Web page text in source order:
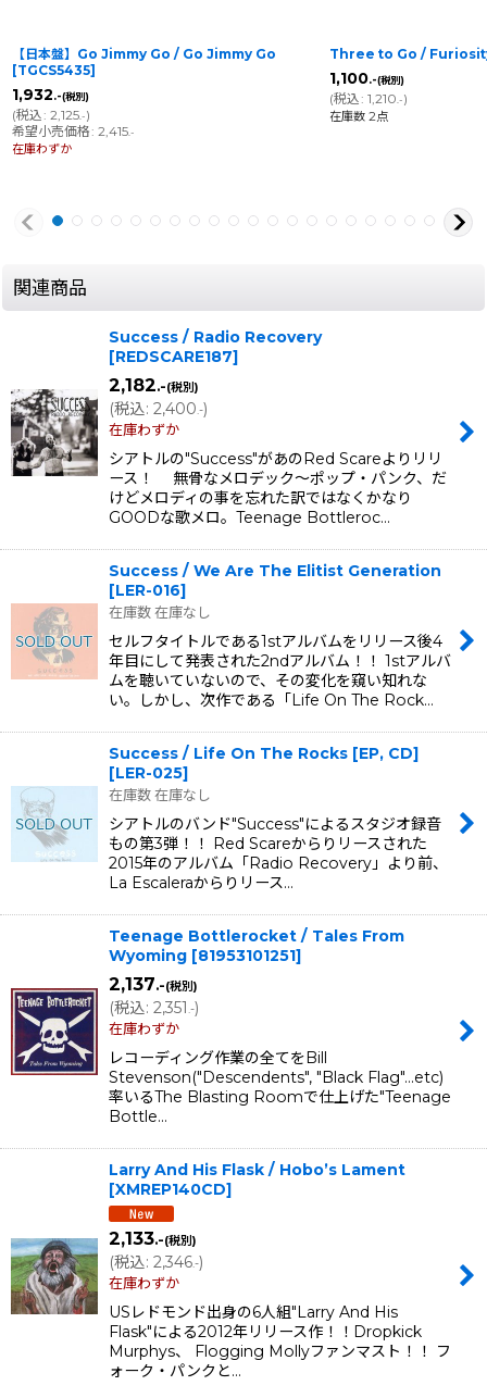
Three to Go / Furiosity [884501005838
1,100.-
(税込: 1,210.-)
在庫数 2点
Let's Go Bowling /
[LTGB-FRLN Poster
3,880 .-(税別)
関連商品
Success / Radio Recovery
[REDSCARE187]
2,182.-(税別)
(税込: 2,400.-)
在庫わずか
シアトルの"Success"があのRed Scareよりリリ
ース！ 無骨なメロデック〜ポップ・パンク、だ
けどメロディの事を忘れた訳ではなくかなり
GOODな歌メロ。Teenage Bottleroc…
Success / We Are The Elitist Generation
[LER-016]
在庫数 在庫なし
セルフタイトルである1stアルバムをリリース後4
年目にして発表された2ndアルバム！！ 1stアルバ
ムを聴いていないので、その変化を窺い知れな
い。しかし、次作である「Life On The Rock…
Success / Life On The Rocks [EP, CD]
[LER-025]
在庫数 在庫なし
シアトルのバンド"Success"によるスタジオ録音
もの第3弾！！ Red Scareからりリースされた
2015年のアルバム「Radio Recovery」より前、
La Escaleraからりリース…
Teenage Bottlerocket / Tales From
Wyoming [81953101251]
2,137.-(税別)
(税込: 2,351.-)
在庫わずか
レコーディング作業の全てをBill
Stevenson("Descendents", "Black Flag"…etc)
率いるThe Blasting Roomで仕上げた"Teenage
Bottle…
Larry And His Flask / Hobo’s Lament
[XMREP140CD]
2,133.-(税別)
(税込: 2,346.-)
在庫わずか
USレドモンド出身の6人組"Larry And His
Flask"による2012年リリース作！！Dropkick
Murphys、 Flogging Mollyファンマスト！！ フ
ォーク・パンクと…